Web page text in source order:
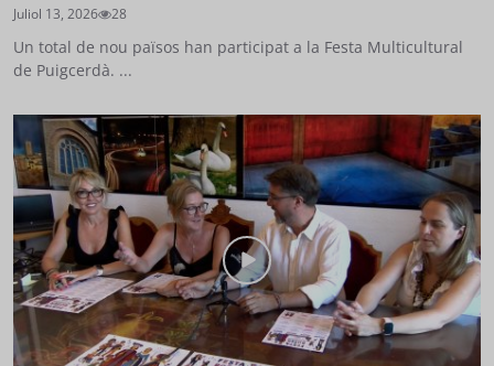
Juliol 13, 2026 28
Un total de nou països han participat a la Festa Multicultural
de Puigcerdà. ...